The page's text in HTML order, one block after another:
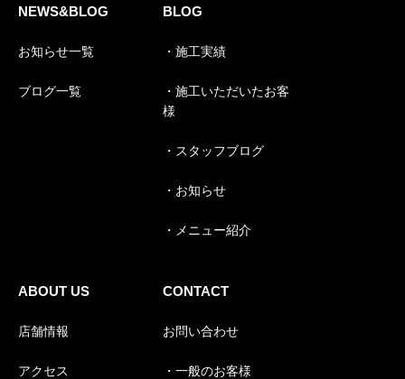
NEWS&BLOG
お知らせ一覧
ブログ一覧
BLOG
・施工実績
・施工いただいたお客
様
・スタッフブログ
・お知らせ
・メニュー紹介
ABOUT US
店舗情報
アクセス
CONTACT
お問い合わせ
・一般のお客様